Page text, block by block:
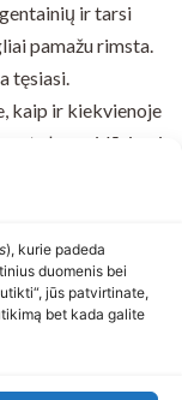
), kurie padeda
duomenis bei
jūs patvirtinate,
bet kada galite
ir tarsi
pamažu rimsta.
tęsiasi.
kaip ir kiekvienoje
susidūrimai.
turi savo vietą
jaučiasi laisvi,